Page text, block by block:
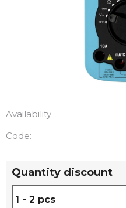
Availability
Code:
Quantity discount
1 - 2 pcs